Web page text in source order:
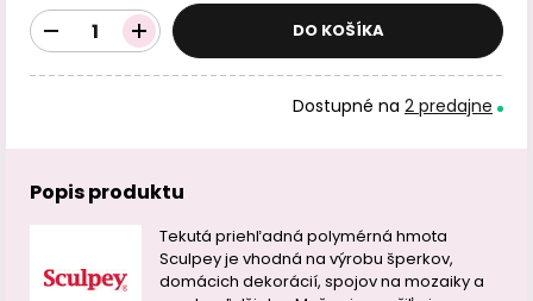
DO KOŠÍKA
Dostupné na 2 predajne
Popis produktu
Tekutá priehľadná polymérná hmota
Sculpey je vhodná na výrobu šperkov,
domácich dekorácií, spojov na mozaiky a